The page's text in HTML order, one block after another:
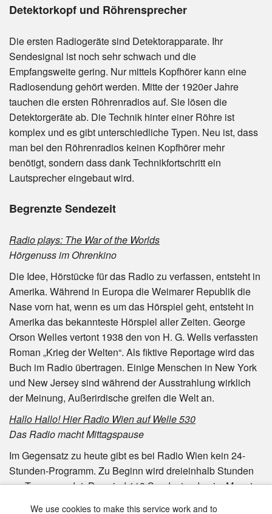
Detektorkopf und Röhrensprecher
Die ersten Radiogeräte sind Detektorapparate. Ihr
Sendesignal ist noch sehr schwach und die
Empfangsweite gering. Nur mittels Kopfhörer kann eine
Radiosendung gehört werden. Mitte der 1920er Jahre
tauchen die ersten Röhrenradios auf. Sie lösen die
Detektorgeräte ab. Die Technik hinter einer Röhre ist
komplex und es gibt unterschiedliche Typen. Neu ist, dass
man bei den Röhrenradios keinen Kopfhörer mehr
benötigt, sondern dass dank Technikfortschritt ein
Lautsprecher eingebaut wird.
Begrenzte Sendezeit
Radio plays: The War of the Worlds
Hörgenuss im Ohrenkino
Die Idee, Hörstücke für das Radio zu verfassen, entsteht in
Amerika. Während in Europa die Weimarer Republik die
Nase vorn hat, wenn es um das Hörspiel geht, entsteht in
Amerika das bekannteste Hörspiel aller Zeiten. George
Orson Welles vertont 1938 den von H. G. Wells verfassten
Roman „Krieg der Welten“. Als fiktive Reportage wird das
Buch im Radio übertragen. Einige Menschen in New York
und New Jersey sind während der Ausstrahlung wirklich
der Meinung, Außerirdische greifen die Welt an.
Hallo Hallo! Hier Radio Wien auf Welle 530
Das Radio macht Mittagspause
Im Gegensatz zu heute gibt es bei Radio Wien kein 24-
Stunden-Programm. Zu Beginn wird dreieinhalb Stunden
am Tag gesendet. Das sind 113 Sendestunden im Monat,
We use cookies to make this service work and to